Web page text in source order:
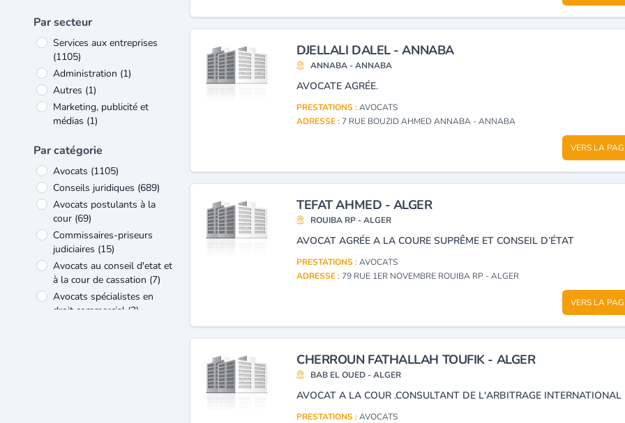
Par secteur
Services aux entreprises
(1105)
Administration (1)
Autres (1)
Marketing, publicité et
médias (1)
Par catégorie
Avocats (1105)
Conseils juridiques (689)
Avocats postulants à la
cour (69)
Commissaires-priseurs
judiciaires (15)
Avocats au conseil d'etat et
à la cour de cassation (7)
Avocats spécialistes en
droit commercial (3)
DJELLALI DALEL - ANNABA
ANNABA - ANNABA
AVOCATE AGRÉE.
PRESTATIONS :AVOCATS
ADRESSE : 7 RUE BOUZID AHMED ANNABA - ANNABA
VERS LA
TEFAT AHMED - ALGER
ROUIBA RP - ALGER
AVOCAT AGRÉE A LA COURE SUPRÊME ET CONSEIL D’ÉTAT
PRESTATIONS :AVOCATS
ADRESSE : 79 RUE 1ER NOVEMBRE ROUIBA RP - ALGER
VERS LA
CHERROUN FATHALLAH TOUFIK - ALGER
BAB EL OUED - ALGER
AVOCAT A LA COUR .CONSULTANT DE L'ARBITRAGE INTERNATIONAL
PRESTATIONS :AVOCATS